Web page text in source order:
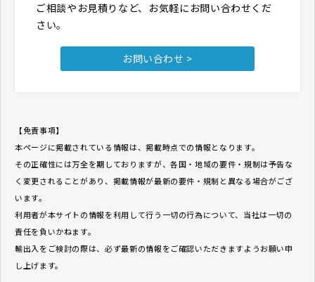
ご相談やお見積りなど、お気軽にお問い合わせくだ
さい。
お問い合わせ >
【免責事項】
本ページに掲載されている情報は、掲載時点での情報となります。
その正確性には万全を期しておりますが、各国・地域の要件・規制は予告な
く変更されることがあり、掲載情報が最新の要件・規制と異なる場合がござ
います。
利用者が本サイトの情報を利用して行う一切の行為について、当社は一切の
責任を負いかねます。
輸出入をご検討の際は、必ず最新の情報をご確認いただきますようお願い申
し上げます。